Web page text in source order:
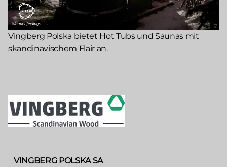
Vingberg Polska bietet Hot Tubs und Saunas mit
skandinavischem Flair an.
VINGBERG POLSKA SA